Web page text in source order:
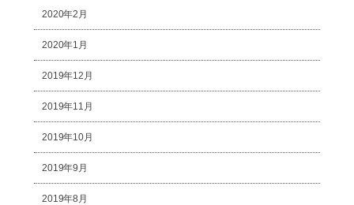
2020年2月
2020年1月
2019年12月
2019年11月
2019年10月
2019年9月
2019年8月